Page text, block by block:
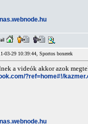
03-29 10:39:44, Sportos boxerek
a videók akkor azok
?ref=home#!/